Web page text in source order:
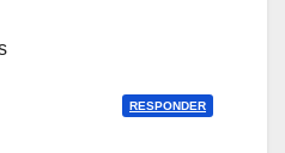
RESPONDER